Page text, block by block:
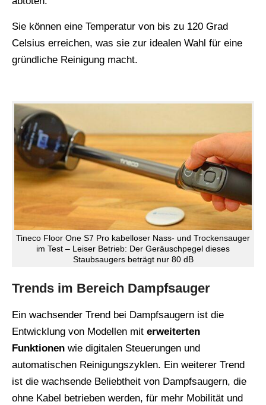
Sie können eine Temperatur von bis zu 120 Grad
Celsius erreichen, was sie zur idealen Wahl für eine
gründliche Reinigung macht.
Tineco Floor One S7 Pro kabelloser Nass- und Trockensauger
im Test – Leiser Betrieb: Der Geräuschpegel dieses
Staubsaugers beträgt nur 80 dB
Trends im Bereich Dampfsauger
Ein wachsender Trend bei Dampfsaugern ist die
Entwicklung von Modellen mit erweiterten
Funktionen wie digitalen Steuerungen und
automatischen Reinigungszyklen. Ein weiterer Trend
ist die wachsende Beliebtheit von Dampfsaugern, die
ohne Kabel betrieben werden, für mehr Mobilität und